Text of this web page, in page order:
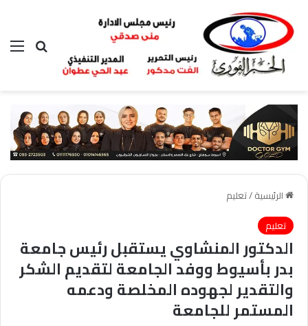
بحث عن
الرئيسية/تعليم
تعليم
الدكتور المنشاوي يستقبل رئيس جامعة
بدر بأسيوط ووفد الجامعة لتقديم الشكر
والتقدير لجهوده المخلصة ودعمه
المستمر للجامعة